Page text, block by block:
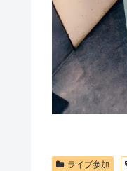
ライブ参加